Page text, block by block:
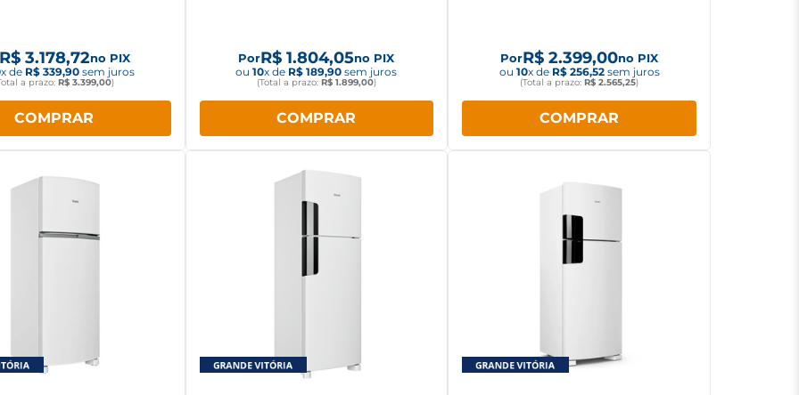
R$ 3.178,72no PIX
x de R$ 339,90 sem juros
a prazo: R$ 3.399,00)
COMPRAR
PorR$ 1.804,05no PIX
ou10x de R$ 189,90 sem juros
(Total a prazo: R$ 1.899,00)
COMPRAR
PorR$ 2.399,00no PIX
ou 10x de R$ 256,52sem juros
(Total a prazo:R$ 2.565,25)
COMPRAR